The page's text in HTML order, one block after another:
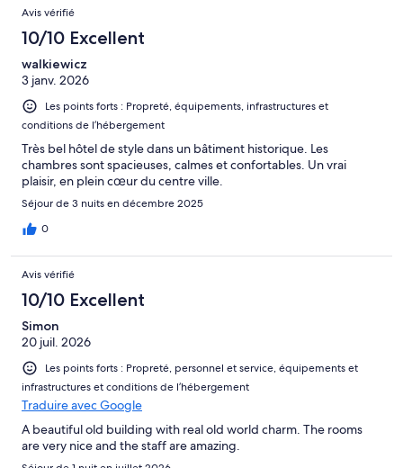
Avis vérifié
10/10 Excellent
walkiewicz
3 janv. 2026
Les points forts : Propreté, équipements, infrastructures et
conditions de l’hébergement
Très bel hôtel de style dans un bâtiment historique. Les
chambres sont spacieuses, calmes et confortables. Un vrai
plaisir, en plein cœur du centre ville.
Séjour de 3 nuits en décembre 2025
0
Avis vérifié
10/10 Excellent
Simon
20 juil. 2026
Les points forts : Propreté, personnel et service, équipements et
infrastructures et conditions de l’hébergement
Traduire avec Google
A beautiful old building with real old world charm. The rooms
are very nice and the staff are amazing.